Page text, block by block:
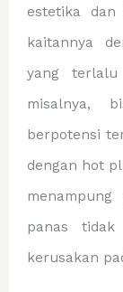
estetika
kaitannya
yang
misalnya,
berpotensi
dengan hot
panas
kerusakan